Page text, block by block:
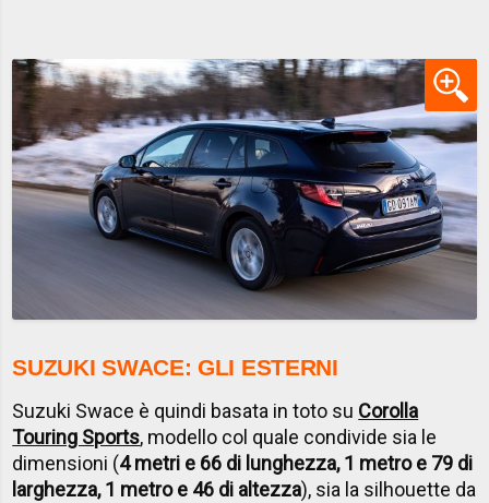
SUZUKI SWACE: GLI ESTERNI
Suzuki Swace è quindi basata in toto su Corolla
Touring Sports, modello col quale condivide sia le
dimensioni (4 metri e 66 di lunghezza, 1 metro e 79 di
larghezza, 1 metro e 46 di altezza), sia la silhouette da